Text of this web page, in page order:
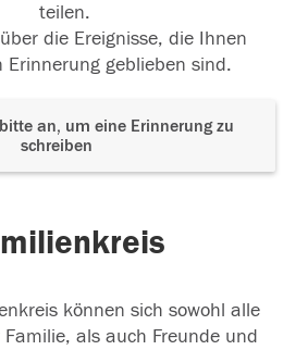
teilen.
die Ereignisse, die Ihnen
Erinnerung geblieben sind.
an, um eine Erinnerung zu
schreiben
können sich sowohl alle
als auch Freunde und